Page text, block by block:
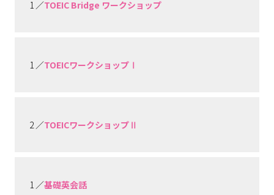
1 ／TOEIC Bridge ワークショップ
1 ／TOEICワークショップⅠ
2 ／TOEICワークショップⅡ
1 ／基礎英会話